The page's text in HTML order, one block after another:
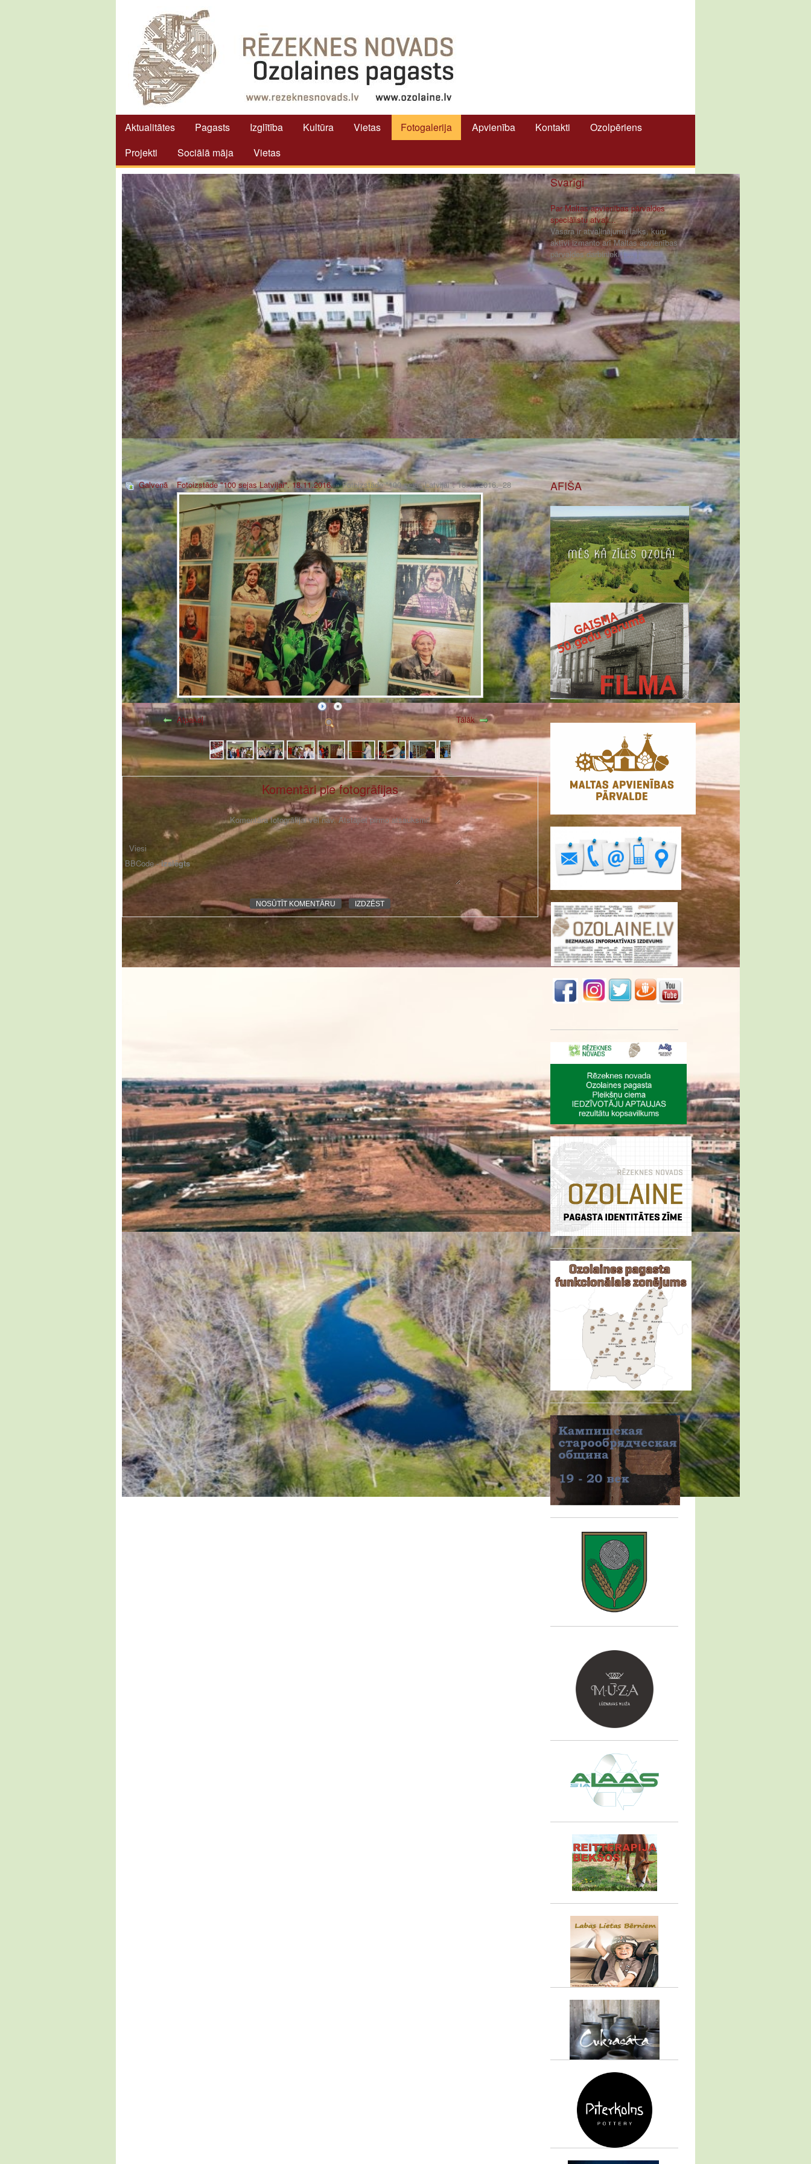
Aktualitātes Pagasts Izglītība Kultūra Vietas Fotogalerija Apvienība Kontakti
Ozolpēriens
Projekti
Sociālā māja Vietas
Svarīgi
Par Maltas apvienības pārvaldes
speciālistu atvaļi...
Vasara ir atvaļinājumu laiks, kuru
aktīvi izmanto arī Maltas apvienības
pārvaldes darbinieki [ ... ]
Galvenā»Fotoizstāde "100 sejas Latvijai". 18.11.2016.» Fotoizstāde "100 sejas Latvijai". 18.11.2016._28
Atpakaļ Tālāk
Komentāri pie fotogrāfijas
Komentāra fotogrāfijai vēl nav. Atstājiet pirmo atsauksmi!
BBCode -izslēgts
AFIŠA